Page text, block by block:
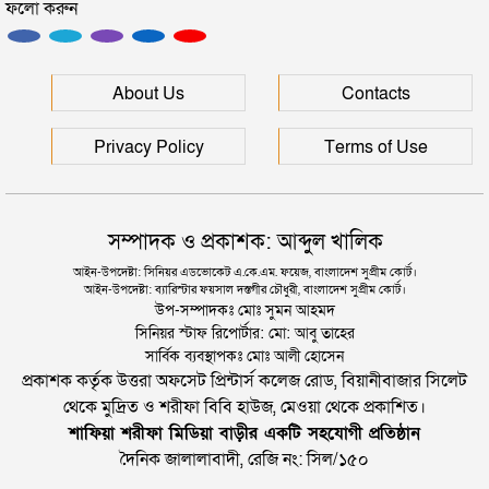
হাইকোর্টের আদেশ বহাল
ভাগনের সাথে চলে গেছেন স্ত্রী, দুধ দিয়ে গোসল করলেন
স্বামী
ফলো করুন
About Us Contacts
Privacy Policy Terms of Use
সম্পাদক ও প্রকাশক: আব্দুল খালিক
আইন-উপদেষ্টা: সিনিয়র এডভোকেট এ.কে.এম. ফয়েজ, বাংলাদেশ সুপ্রীম কোর্ট।
আইন-উপদেষ্টা: ব্যারিস্টার ফয়সাল দস্তগীর চৌধুরী, বাংলাদেশ সুপ্রীম কোর্ট।
উপ-সম্পাদকঃ মোঃ সুমন আহমদ
সিনিয়র স্টাফ রিপোর্টার: মো: আবু তাহের
সার্বিক ব্যবস্থাপকঃ মোঃ আলী হোসেন
প্রকাশক কর্তৃক উত্তরা অফসেট প্রিন্টার্স কলেজ রোড, বিয়ানীবাজার সিলেট
থেকে মুদ্রিত ও শরীফা বিবি হাউজ, মেওয়া থেকে প্রকাশিত।
শাফিয়া শরীফা মিডিয়া বাড়ীর একটি সহযোগী প্রতিষ্ঠান
দৈনিক জালালাবাদী, রেজি নং: সিল/১৫০